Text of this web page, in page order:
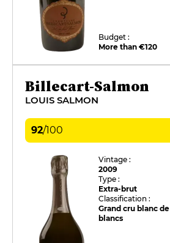
Budget :
More than €120
Billecart-Salmon
LOUIS SALMON
92/100
Vintage :
2009
Type :
Extra-brut
Classification :
Grand cru blanc de
blancs